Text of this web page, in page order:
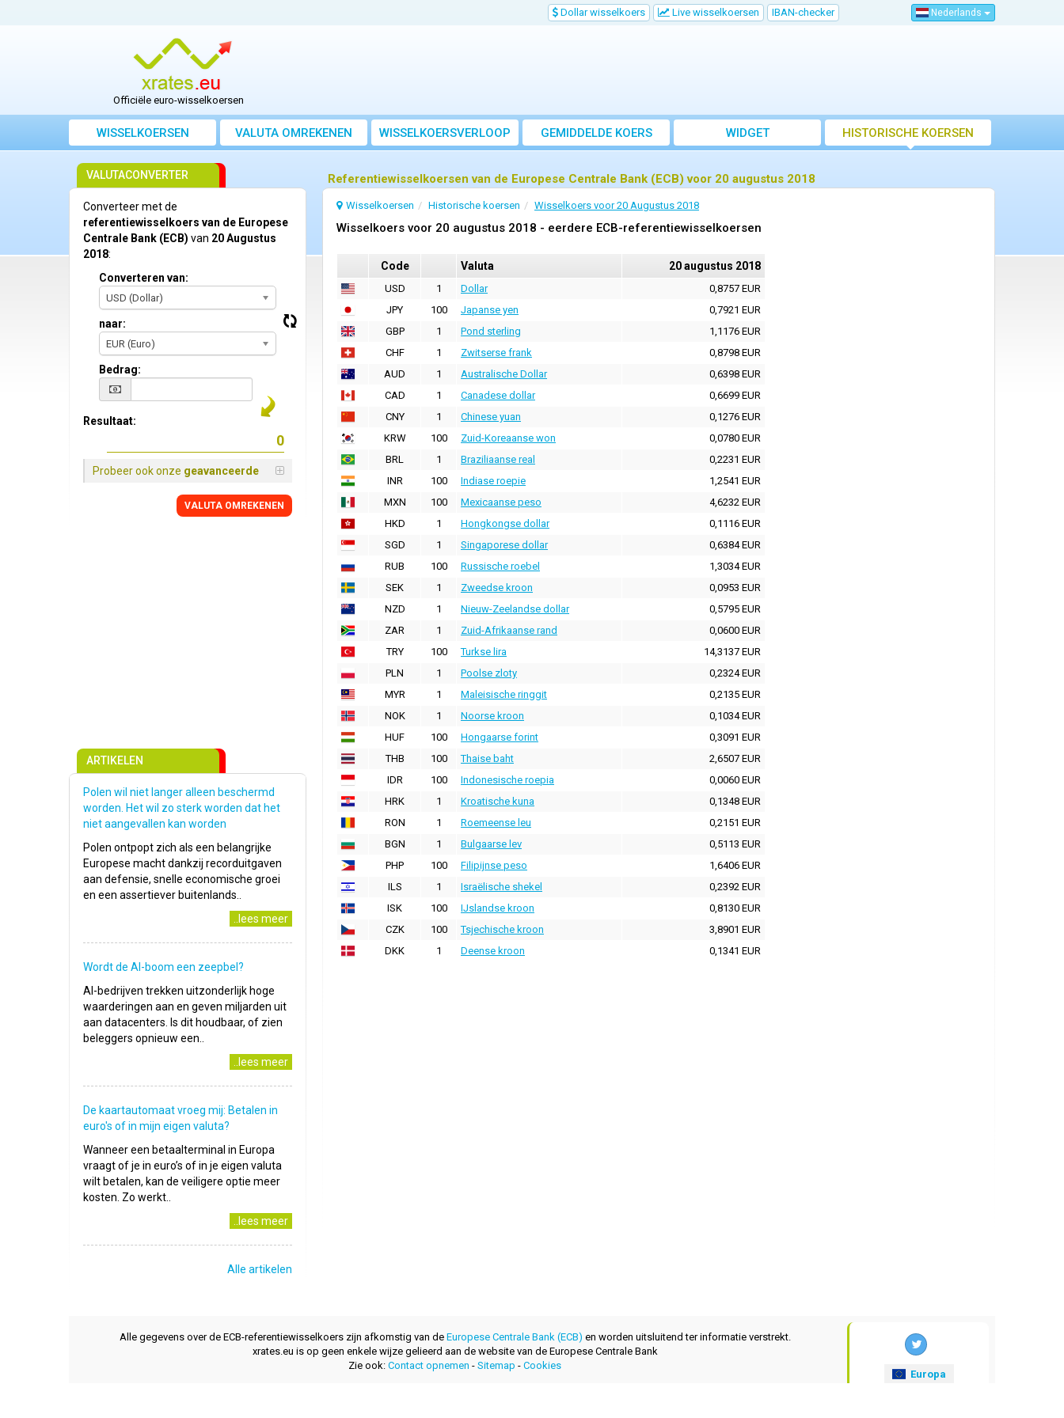
Dollar wisselkoers Live wisselkoersen IBAN-checker Nederlands
Officiële euro-wisselkoersen
WISSELKOERSEN VALUTA OMREKENEN WISSELKOERSVERLOOP GEMIDDELDE KOERS WIDGET HISTORISCHE KOERSEN
Referentiewisselkoersen van de Europese Centrale Bank (ECB) voor 20 augustus 2018
Wisselkoersen Historische koersen Wisselkoers voor 20 Augustus 2018
Wisselkoers voor 20 augustus 2018 - eerdere ECB-referentiewisselkoersen
Code Valuta 20 augustus 2018
USD 1 Dollar
0,8757 EUR
JPY
100 Japanse yen
0,7921 EUR
GBP
1 Pond sterling
1,1176 EUR
CHF
1 Zwitserse frank
0,8798 EUR
AUD
1 Australische Dollar
0,6398 EUR
CAD
1 Canadese dollar
0,6699 EUR
CNY
1 Chinese yuan
0,1276 EUR
KRW
100 Zuid-Koreaanse won
0,0780 EUR
BRL
1 Braziliaanse real
0,2231 EUR
INR
100 Indiase roepie
1,2541 EUR
MXN
100 Mexicaanse peso
4,6232 EUR
HKD
1 Hongkongse dollar
0,1116 EUR
SGD
1 Singaporese dollar
0,6384 EUR
RUB
100 Russische roebel
1,3034 EUR
SEK
1 Zweedse kroon
0,0953 EUR
NZD
1 Nieuw-Zeelandse dollar
0,5795 EUR
ZAR
1 Zuid-Afrikaanse rand
0,0600 EUR
TRY
100 Turkse lira
14,3137 EUR
PLN
1 Poolse zloty
0,2324 EUR
MYR
1 Maleisische ringgit
0,2135 EUR
NOK
1 Noorse kroon
0,1034 EUR
HUF
100 Hongaarse forint
0,3091 EUR
THB
100 Thaise baht
2,6507 EUR
IDR
100 Indonesische roepia
0,0060 EUR
HRK
1 Kroatische kuna
0,1348 EUR
RON
1 Roemeense leu
0,2151 EUR
BGN
1 Bulgaarse lev
0,5113 EUR
PHP
100 Filipijnse peso
1,6406 EUR
ILS
1 Israëlische shekel
0,2392 EUR
ISK
100 IJslandse kroon
0,8130 EUR
CZK
100 Tsjechische kroon
3,8901 EUR
DKK
1 Deense kroon 0,1341 EUR
VALUTACONVERTER
Converteer met de
referentiewisselkoers van de Europese
Centrale Bank (ECB) van 20 Augustus
2018:
Converteren van:
USD (Dollar)
naar:
EUR (Euro)
Bedrag:
Resultaat:
Probeer ook onze geavanceerde
VALUTA OMREKENEN
ARTIKELEN
Polen wil niet langer alleen beschermd
worden. Het wil zo sterk worden dat het
niet aangevallen kan worden
Polen ontpopt zich als een belangrijke
Europese macht dankzij recorduitgaven
aan defensie, snelle economische groei
en een assertiever buitenlands..
..lees meer
Wordt de AI-boom een zeepbel?
AI-bedrijven trekken uitzonderlijk hoge
waarderingen aan en geven miljarden uit
aan datacenters. Is dit houdbaar, of zien
beleggers opnieuw een..
..lees meer
De kaartautomaat vroeg mij: Betalen in
euro's of in mijn eigen valuta?
Wanneer een betaalterminal in Europa
vraagt of je in euro’s of in je eigen valuta
wilt betalen, kan de veiligere optie meer
kosten. Zo werkt..
..lees meer
Alle artikelen
Alle gegevens over de ECB-referentiewisselkoers zijn afkomstig van de Europese Centrale Bank (ECB) en worden uitsluitend ter informatie verstrekt.
xrates.eu is op geen enkele wijze gelieerd aan de website van de Europese Centrale Bank
Zie ook: Contact opnemen - Sitemap - Cookies
Europa